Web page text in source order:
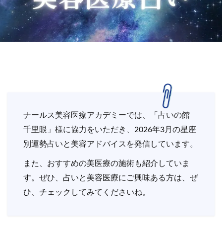
ナールス美容医療アカデミーでは、「占いの館
千里眼」様に協力をいただき、2026年3月の星座
別運勢占いと美容アドバイスを発信しています。
また、おすすめの美医療の施術も紹介していま
す。ぜひ、占いと美容医療にご興味ある方は、ぜ
ひ、チェックしてみてくださいね。